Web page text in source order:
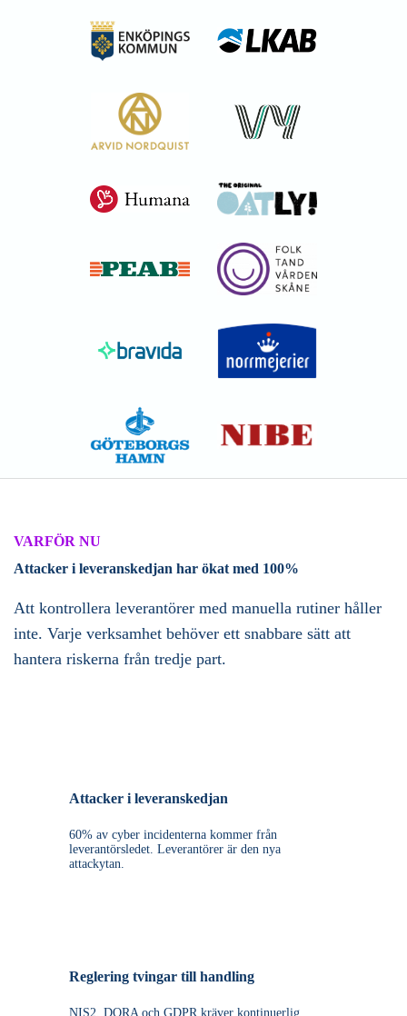
VARFÖR NU
Attacker i leveranskedjan har ökat med 100%
Att kontrollera leverantörer med manuella rutiner håller
inte. Varje verksamhet behöver ett snabbare sätt att
hantera riskerna från tredje part.
Attacker i leveranskedjan
60% av cyber incidenterna kommer från
leverantörsledet. Leverantörer är den nya
attackytan.
Reglering tvingar till handling
NIS2, DORA och GDPR kräver kontinuerlig